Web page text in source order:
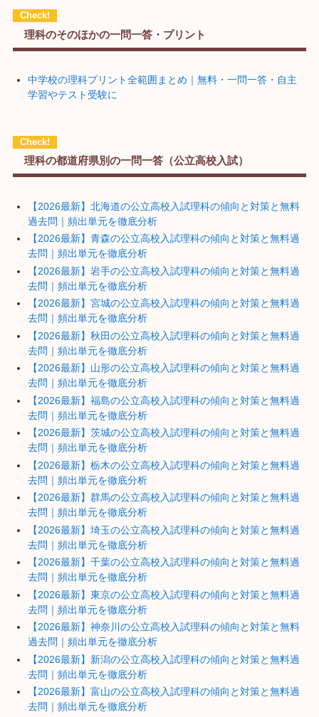
理科のそのほかの一問一答・プリント
中学校の理科プリント全範囲まとめ｜無料・一問一答・自主
学習やテスト受験に
理科の都道府県別の一問一答（公立高校入試）
【2026最新】北海道の公立高校入試理科の傾向と対策と無料
過去問｜頻出単元を徹底分析
【2026最新】青森の公立高校入試理科の傾向と対策と無料過
去問｜頻出単元を徹底分析
【2026最新】岩手の公立高校入試理科の傾向と対策と無料過
去問｜頻出単元を徹底分析
【2026最新】宮城の公立高校入試理科の傾向と対策と無料過
去問｜頻出単元を徹底分析
【2026最新】秋田の公立高校入試理科の傾向と対策と無料過
去問｜頻出単元を徹底分析
【2026最新】山形の公立高校入試理科の傾向と対策と無料過
去問｜頻出単元を徹底分析
【2026最新】福島の公立高校入試理科の傾向と対策と無料過
去問｜頻出単元を徹底分析
【2026最新】茨城の公立高校入試理科の傾向と対策と無料過
去問｜頻出単元を徹底分析
【2026最新】栃木の公立高校入試理科の傾向と対策と無料過
去問｜頻出単元を徹底分析
【2026最新】群馬の公立高校入試理科の傾向と対策と無料過
去問｜頻出単元を徹底分析
【2026最新】埼玉の公立高校入試理科の傾向と対策と無料過
去問｜頻出単元を徹底分析
【2026最新】千葉の公立高校入試理科の傾向と対策と無料過
去問｜頻出単元を徹底分析
【2026最新】東京の公立高校入試理科の傾向と対策と無料過
去問｜頻出単元を徹底分析
【2026最新】神奈川の公立高校入試理科の傾向と対策と無料
過去問｜頻出単元を徹底分析
【2026最新】新潟の公立高校入試理科の傾向と対策と無料過
去問｜頻出単元を徹底分析
【2026最新】富山の公立高校入試理科の傾向と対策と無料過
去問｜頻出単元を徹底分析